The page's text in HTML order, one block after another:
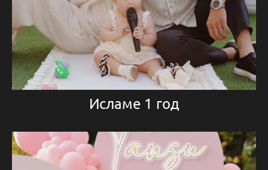
Исламе 1 год